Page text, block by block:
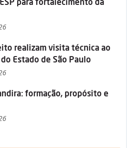
realizam visita técnica ao
Estado de São Paulo
formação, propósito e